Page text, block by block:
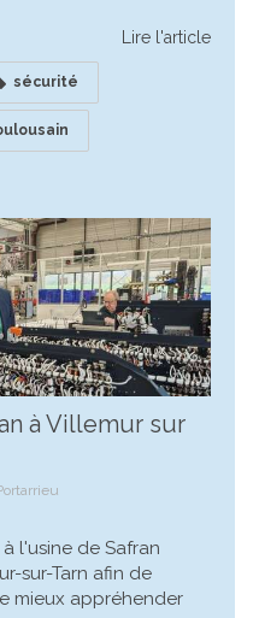
Lire l'article
sécurité
à Villemur sur
l'usine de Safran
sur-Tarn afin de
mieux appréhender